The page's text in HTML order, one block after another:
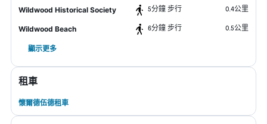
Wildwood Historical Society 5分鐘 步行 0.4公里
Wildwood Beach 6分鐘 步行 0.5公里
顯示更多
租車
懷爾德伍德租車